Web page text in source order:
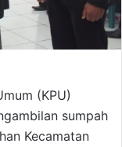
(KPU)
sumpah
Kecamatan